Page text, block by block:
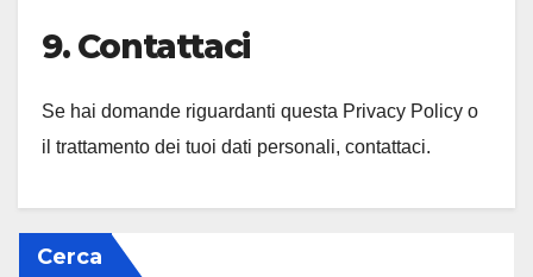
9. Contattaci
Se hai domande riguardanti questa Privacy Policy o
il trattamento dei tuoi dati personali, contattaci.
Cerca